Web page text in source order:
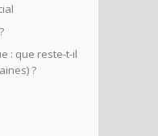
: que reste-t-il
?